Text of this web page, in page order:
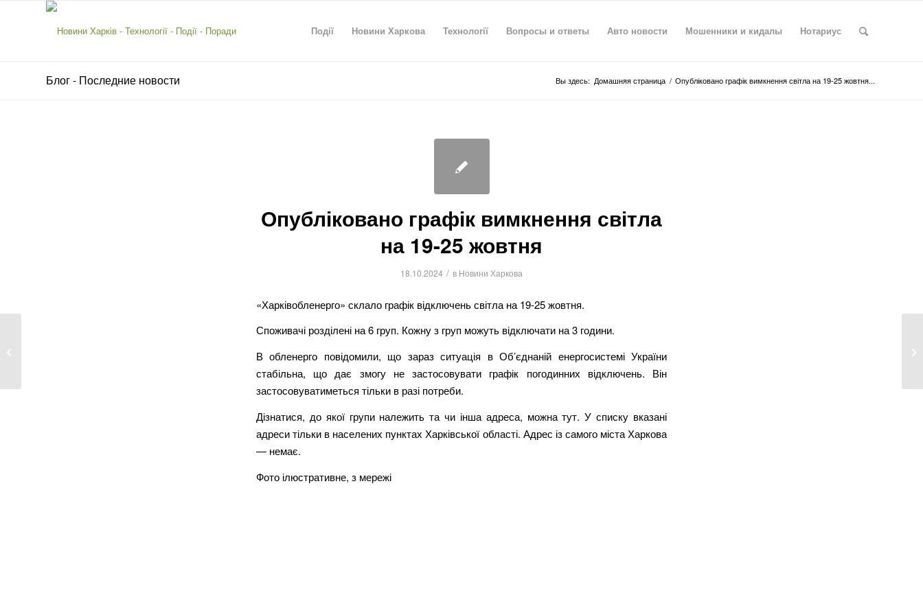
Події Новини Харкова Технології Вопросы и ответы Авто новости Мошенники и кидалы Нотариус
Блог - Последние новости Вы здесь: Домашняя страница / Опубліковано графік вимкнення світла на 19-25 жовтня...
Опубліковано графік вимкнення світла
на 19-25 жовтня
18.10.2024 / в Новини Харкова
«Харківобленерго» склало графік відключень світла на 19-25 жовтня.
Споживачі розділені на 6 груп. Кожну з груп можуть відключати на 3 години.
В обленерго повідомили, що зараз ситуація в Об’єднаній енергосистемі України
стабільна, що дає змогу не застосовувати графік погодинних відключень. Він
застосовуватиметься тільки в разі потреби.
Дізнатися, до якої групи належить та чи інша адреса, можна тут. У списку вказані
адреси тільки в населених пунктах Харківської області. Адрес із самого міста Харкова
— немає.
Фото ілюстративне, з мережі